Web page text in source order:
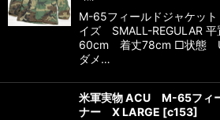
M-65フィールドジャケッ
イズ SMALL-REGULAR
60cm 着丈78cm □状態
ダメ…
米軍実物 ACU M-65フィ
ナー X LARGE [c153]